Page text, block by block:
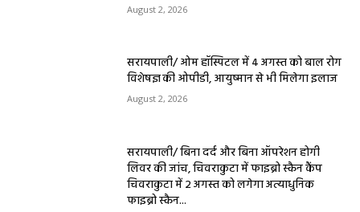
August 2, 2026
सरायपाली/ ओम हॉस्पिटल में 4 अगस्त को बाल रोग
विशेषज्ञ की ओपीडी, आयुष्मान से भी मिलेगा इलाज
August 2, 2026
सरायपाली/ बिना दर्द और बिना ऑपरेशन होगी
लिवर की जांच, चिवराकुटा में फाइब्रो स्कैन कैंप
चिवराकुटा में 2 अगस्त को लगेगा अत्याधुनिक
फाइब्रो स्कैन...